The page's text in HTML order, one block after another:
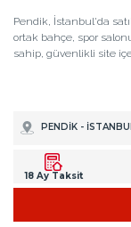
Pendik, İstanbul'da
ortak bahçe, spor
sahip, güvenlikli site
PENDİK -
18 Ay Taksit